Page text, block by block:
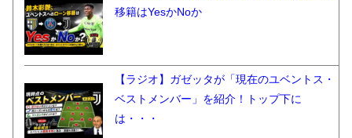
移籍はYesかNoか
【ラジオ】ガゼッタが「現在のユベントス・
ベストメンバー」を紹介！トップ下に
は・・・